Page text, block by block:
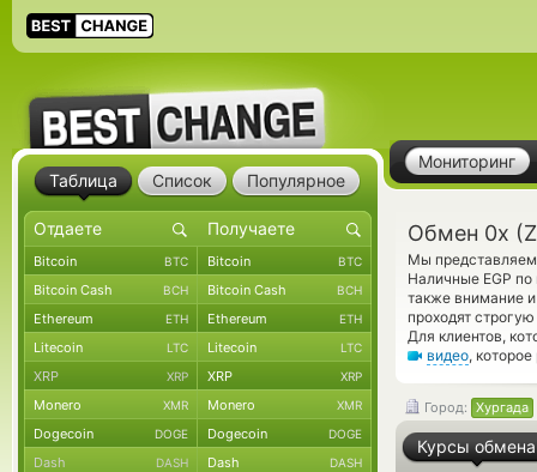
Мониторинг
Обмен 0x
Мы представляем
Наличные EGP
также внимание
проходят
Для клиентов,
видео,
Город: Хургада
Курсы обмена
Таблица Список Популярное
Bitcoin BTC Bitcoin BTC
Bitcoin Cash BCH Bitcoin Cash BCH
Ethereum ETH Ethereum ETH
Litecoin LTC Litecoin LTC
XRP XRP XRP XRP
Monero XMR Monero XMR
Dogecoin DOGE Dogecoin DOGE
Dash DASH Dash DASH